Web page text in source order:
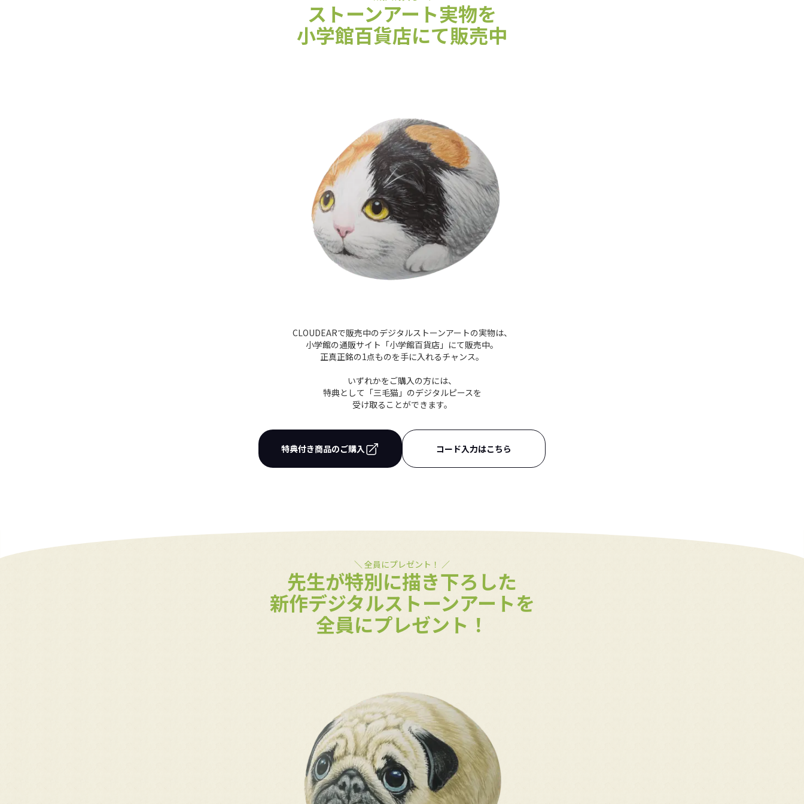
ストーンアート実物を
小学館百貨店にて販売中
CLOUDEARで販売中のデジタルストーンアートの実物は、
小学館の通販サイト「小学館百貨店」にて販売中。
正真正銘の1点ものを手に入れるチャンス。
いずれかをご購入の方には、
特典として「三毛猫」のデジタルピースを
受け取ることができます。
特典付き商品のご購入 コード入力はこちら
＼ 全員にプレゼント！ ／
先生が特別に描き下ろした
新作デジタルストーンアートを
全員にプレゼント！